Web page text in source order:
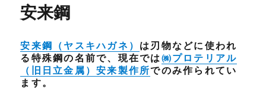
安来鋼
安来鋼（ヤスキハガネ） は刃物などに使われ
る特殊鋼の名前で、現在では㈱プロテリアル
（旧日立金属）安来製作所でのみ作られてい
ます。